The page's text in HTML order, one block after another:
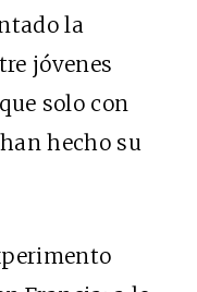
la
jóvenes
solo con
hecho su